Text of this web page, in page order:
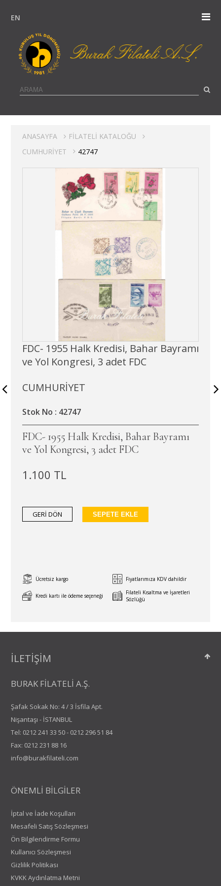
EN
ANASAYFA
FİLATELİ KATALOĞU
CUMHURİYET
42747
FDC- 1955 Halk Kredisi, Bahar Bayramı
ve Yol Kongresi, 3 adet FDC
CUMHURİYET
Stok No : 42747
FDC- 1955 Halk Kredisi, Bahar Bayramı
ve Yol Kongresi, 3 adet FDC
1.100 TL
GERİ DÖN SEPETE EKLE
Ücretsiz kargo Fiyatlarımıza KDV dahildir
Kredi kartı ile ödeme seçeneği
Filateli Kısaltma ve İşaretleri
Sözlüğü
İLETİŞİM
BURAK FİLATELİ A.Ş.
Şafak Sokak No: 4 / 3 İsfila Apt.
Nişantaşı - İSTANBUL
Tel: 0212 241 33 50- 0212 296 51 84
Fax: 0212 231 88 16
info@burakfilateli.com
ÖNEMLİ BİLGİLER
İptal ve İade Koşulları
Mesafeli Satış Sözleşmesi
Ön Bilgilendirme Formu
Kullanıcı Sözleşmesi
Gizlilik Politikası
KVKK Aydınlatma Metni